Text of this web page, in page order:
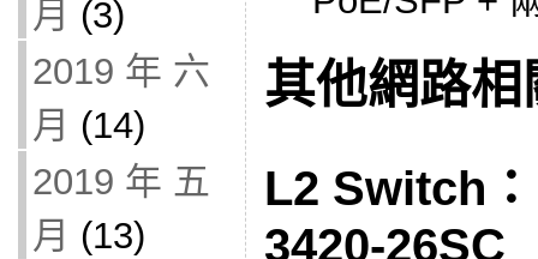
月 (3)
2019 年 六
月 (14)
2019 年 五
月 (13)
其他網路
L2 Switch
3420-26SC